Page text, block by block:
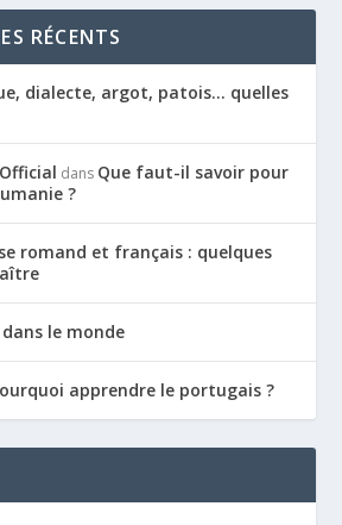
RÉCENTS
dialecte, argot, patois… quelles
dans Que faut-il savoir pour
?
romand et français : quelques
le monde
apprendre le portugais ?